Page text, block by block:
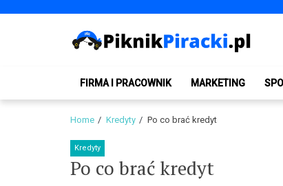
FIRMA I PRACOWNIK MARKETING
Home Kredyty Po co brać kredyt
Kredyty
Po co brać kredyt